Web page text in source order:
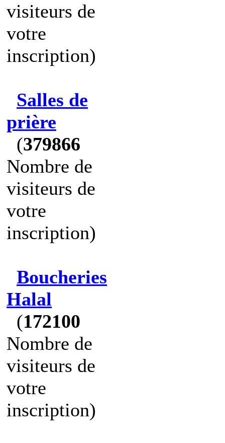
visiteurs de
votre
inscription)
Salles de
prière
(379866
Nombre de
visiteurs de
votre
inscription)
Boucheries
Halal
(172100
Nombre de
visiteurs de
votre
inscription)